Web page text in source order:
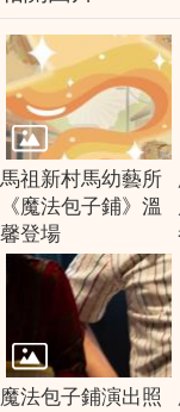
馬祖新村馬幼藝所
《魔法包子鋪》溫
馨登場
魔法包子鋪演出照